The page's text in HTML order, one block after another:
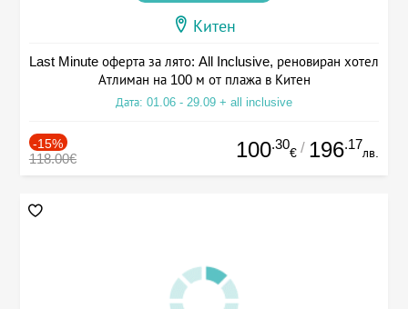
Китен
Last Minute оферта за лято: All Inclusive, реновиран хотел
Атлиман на 100 м от плажа в Китен
Дата: 01.06 - 29.09 + all inclusive
-15%
118.00€ 100.30
€ / 196.17
лв.